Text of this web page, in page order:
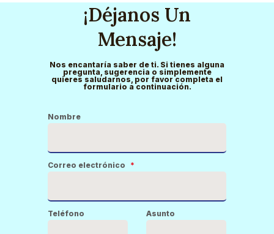
¡Déjanos Un
Mensaje!
Nos encantaría saber de ti. Si tienes alguna
pregunta, sugerencia o simplemente
quieres saludarnos, por favor completa el
formulario a continuación.
Nombre
Correo electrónico *
Teléfono Asunto